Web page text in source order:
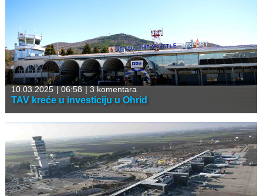
10.03.2025 |06:58 |3 komentara
TAV kreće u investiciju u Ohrid